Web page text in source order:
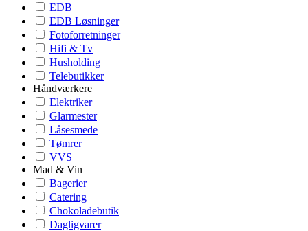
EDB
EDB Løsninger
Fotoforretninger
Hifi & Tv
Husholding
Telebutikker
Håndværkere
Elektriker
Glarmester
Låsesmede
Tømrer
VVS
Mad & Vin
Bagerier
Catering
Chokoladebutik
Dagligvarer